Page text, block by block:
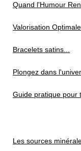
Quand l'Humour
Valorisation
Bracelets satins...
Plongez dans
Guide pratique pour
Les sources